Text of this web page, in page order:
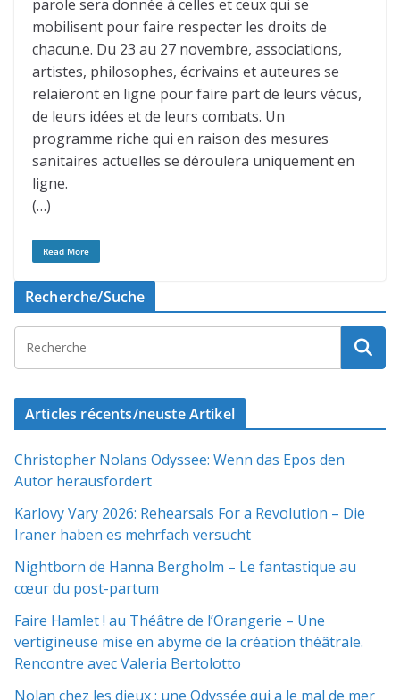
parole sera donnée à celles et ceux qui se
mobilisent pour faire respecter les droits de
chacun.e. Du 23 au 27 novembre, associations,
artistes, philosophes, écrivains et auteures se
relaieront en ligne pour faire part de leurs vécus,
de leurs idées et de leurs combats. Un
programme riche qui en raison des mesures
sanitaires actuelles se déroulera uniquement en
ligne.
(…)
Read More
Recherche/Suche
Articles récents/neuste Artikel
Christopher Nolans Odyssee: Wenn das Epos den
Autor herausfordert
Karlovy Vary 2026: Rehearsals For a Revolution – Die
Iraner haben es mehrfach versucht
Nightborn de Hanna Bergholm – Le fantastique au
cœur du post-partum
Faire Hamlet ! au Théâtre de l’Orangerie – Une
vertigineuse mise en abyme de la création théâtrale.
Rencontre avec Valeria Bertolotto
Nolan chez les dieux : une Odyssée qui a le mal de mer